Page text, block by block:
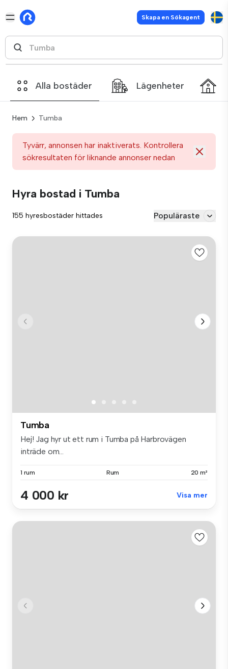
Skapa en Sökagent
Alla bostäder Lägenheter
Hem Tumba
Tyvärr, annonsen har inaktiverats. Kontrollera
sökresultaten för liknande annonser nedan
Hyra bostad i Tumba
155 hyresbostäder hittades Populäraste
Tumba
Hej! Jag hyr ut ett rum i Tumba på Harbrovägen
inträde om...
1 rum Rum 20 m²
4 000 kr Visa mer